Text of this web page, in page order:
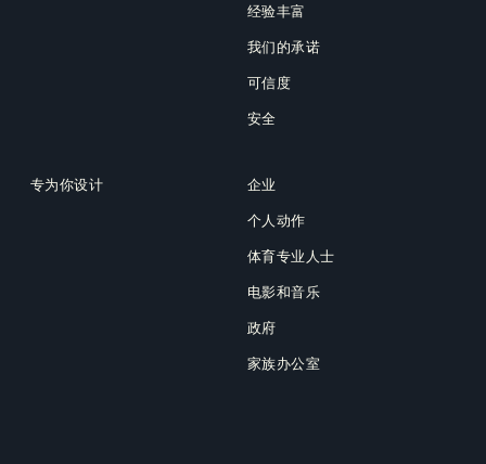
经验丰富
我们的承诺
可信度
安全
专为你设计
企业
个人动作
体育专业人士
电影和音乐
政府
家族办公室